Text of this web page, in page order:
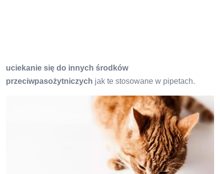
uciekanie się do innych środków
przeciwpasożytniczych jak te stosowane w pipetach.